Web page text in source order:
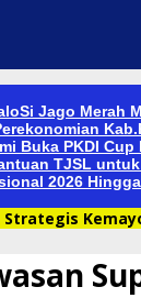
Si Jago Merah
Buka PKDI Cup
TJSL
2026
Strategis